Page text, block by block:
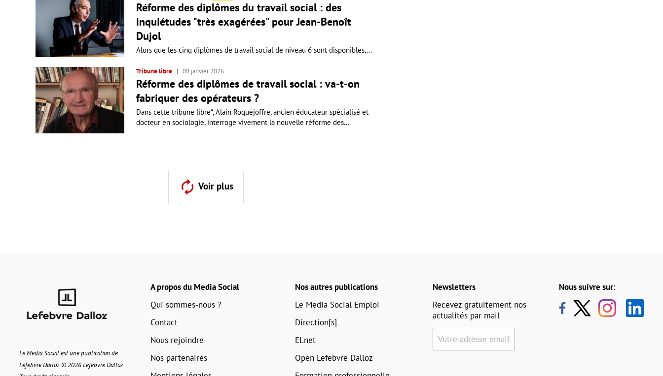
Réforme des diplômes du travail social : des
inquiétudes "très exagérées" pour Jean-Benoît
Dujol
Alors que les cinq diplômes de travail social de niveau 6 sont disponibles,...
Tribune libre 09 janvier 2026
Réforme des diplômes de travail social : va-t-on
fabriquer des opérateurs ?
Dans cette tribune libre*, Alain Roquejoffre, ancien éducateur spécialisé et
docteur en sociologie, interroge vivement la nouvelle réforme des...
Voir plus
Le Media Social est une publication de
Lefebvre Dalloz © 2026 Lefebvre Dalloz.
A propos du Media Social
Qui sommes-nous ?
Contact
Nous rejoindre
Nos partenaires
Nos autres publications
Le Media Social Emploi
Direction[s]
ELnet
Open Lefebvre Dalloz
Newsletters
Recevez gratuitement nos
actualités par mail
Votre adresse email
Nous suivre sur: